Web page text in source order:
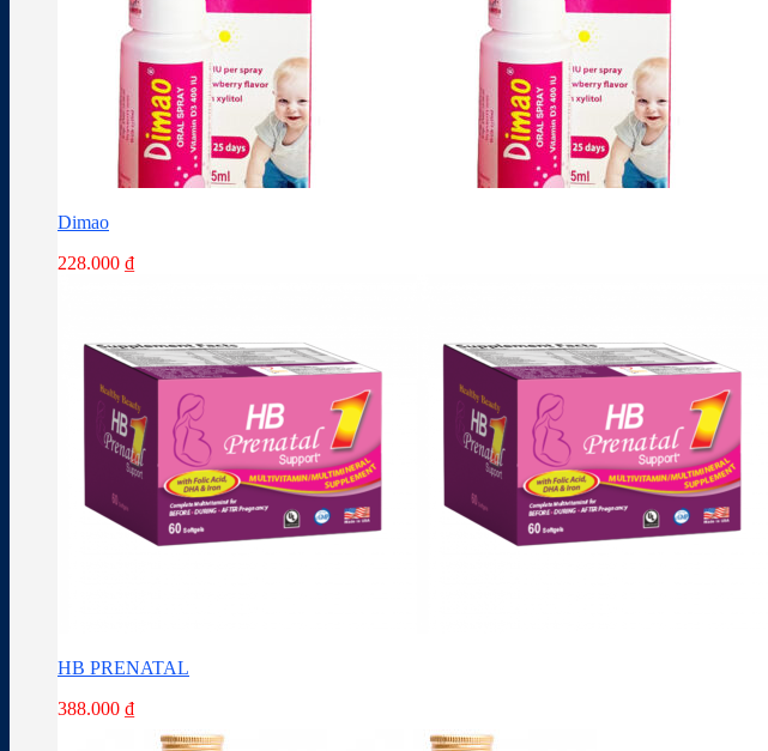
Dimao
228.000 ₫
HB PRENATAL
388.000 ₫